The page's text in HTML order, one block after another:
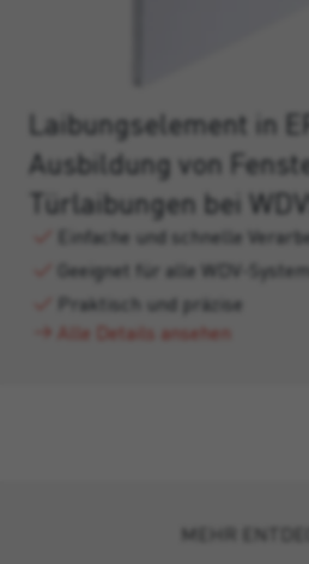
Laibungselement in
Ausbildung von
Türlaibungen bei
Einfache und schnelle
Geeignet für alle WDV-
Praktisch und präzise
Alle Details ansehen
MEHR